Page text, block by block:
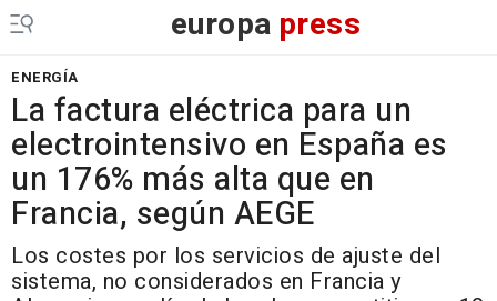
europa press
ENERGÍA
La factura eléctrica para un
electrointensivo en España es
un 176% más alta que en
Francia, según AEGE
Los costes por los servicios de ajuste del
sistema, no considerados en Francia y